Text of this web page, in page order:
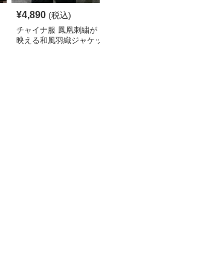
¥4,890 (税込)
チャイナ服 鳳凰刺繍が
映える和風羽織ジャケッ